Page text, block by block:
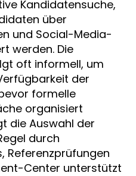
Kandidatensuche,
über
und Social-Media-
werden. Die
oft informell, um
der
formelle
organisiert
die Auswahl der
durch
Referenzprüfungen
Center unterstützt